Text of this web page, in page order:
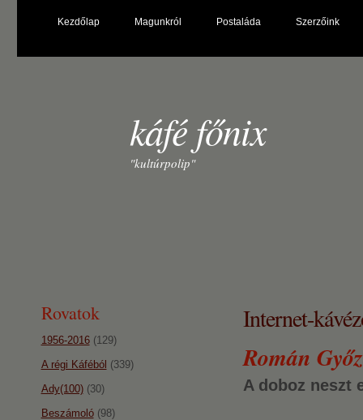
Kezdőlap Magunkról Postaláda Szerzőink
káfé főnix
"kultúrpolip"
Internet-
Román
A doboz neszt
Rovatok
1956-2016(129)
A régi Káféból (339)
Ady(100)(30)
Beszámoló(98)